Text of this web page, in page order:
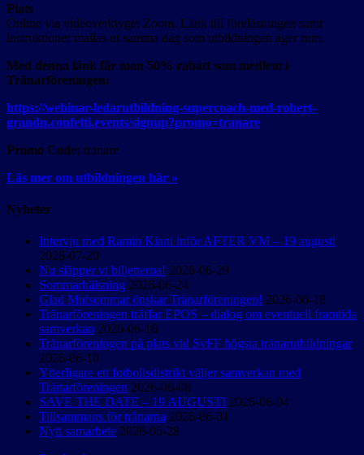
Plats
Online via videoverktyget Zoom. Länk till föreläsningen samt
instruktioner mailas ut samma dag som utbildningen äger rum.
Med denna länk får man 50% rabatt som medlem i
Tränarföreningen:
https://webinar-ledarutbildning-supercoach-med-robert-
grandn.confetti.events/signup?promo=tranare
Promo Code: tranare
Läs mer om utbildningen här »
Nyheter
Intervju med Ramin Kiani inför AFTER VM – 19 augusti
2026-07-20
Nu släpper vi biljetterna! 2026-06-29
Sommarhälsning 2026-06-24
Glad Midsommar önskar Tränarföreningen! 2026-06-18
Tränarföreningen träffar EPOS – dialog om eventuell framtida
samverkan 2026-06-16
Tränarföreningen på plats vid SvFF högsta tränarutbildningar
2026-06-10
Ytterligare ett fotbollsdistrikt väljer samverkan med
Tränarföreningen 2026-06-08
SAVE THE DATE – 19 AUGUSTI 2026-06-04
Tillsammans för tränarna 2026-06-01
Nytt samarbete 2026-05-28